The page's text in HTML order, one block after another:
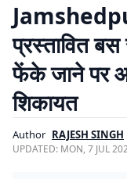
प्रस्तावित
फेंके जाने पर
शिकायत
Author RAJESH SINGH
UPDATED: MON, 7 JUL